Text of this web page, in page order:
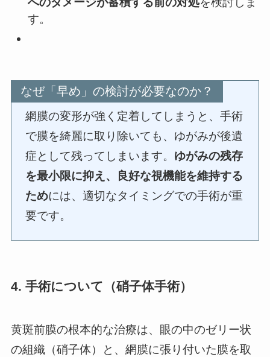
す。
なぜ「早め」の検討が必要なのか？
網膜の変形が強く定着してしまうと、手術
で膜を綺麗に取り除いても、ゆがみが後遺
症として残ってしまいます。 ゆがみの残存
を最小限に抑え、良好な視機能を維持する
ためには、適切なタイミングでの手術が重
要です。
4. 手術について（硝子体手術）
黄斑前膜の根本的な治療は、眼の中のゼリー状
の組織（硝子体）と、網膜に張り付いた膜を取